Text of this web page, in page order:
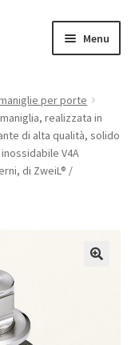
Menu
per porte
realizzata in
di alta qualità, solido
V4A
di ZweiL® /